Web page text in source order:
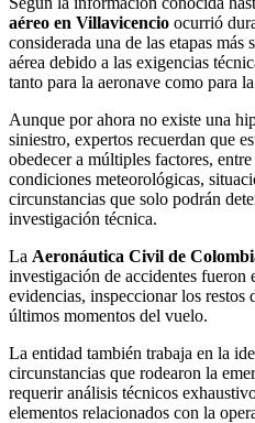
aéreo en Villavicencio ocurrió
considerada una de las etapas más
aérea debido a las exigencias
tanto para la aeronave como para
Aunque por ahora no existe una
siniestro, expertos recuerdan que
obedecer a múltiples factores,
condiciones meteorológicas,
circunstancias que solo podrán
investigación técnica.
La Aeronáutica Civil de
investigación de accidentes fueron
evidencias, inspeccionar los restos
últimos momentos del vuelo.
La entidad también trabaja en la
circunstancias que rodearon la
requerir análisis técnicos
elementos relacionados con la